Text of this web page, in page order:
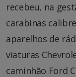
recebeu, na
carabinas
aparelhos de
viaturas
caminhão Ford